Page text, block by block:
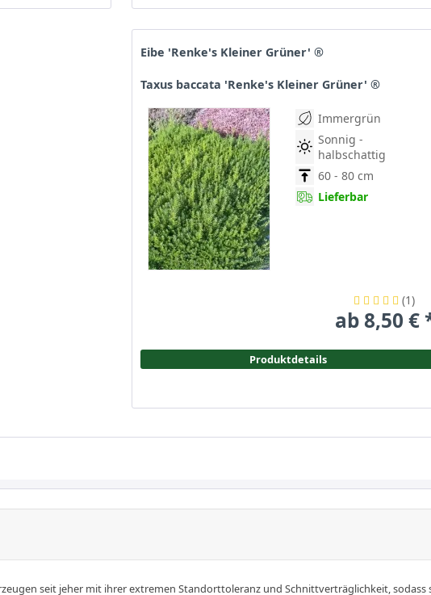
Eibe 'Renke's Kleiner Grüner' ®
Taxus baccata 'Renke's Kleiner Grüner' ®
Immergrün
Sonnig -
halbschattig
60 - 80 cm
Lieferbar
(1)
ab 8,50 €
Produktdetails
seit jeher mit ihrer extremen Standorttoleranz und Schnittverträglichkeit,